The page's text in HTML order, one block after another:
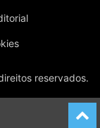
reservados.